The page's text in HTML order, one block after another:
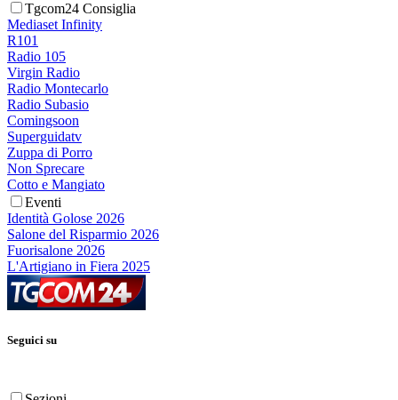
Tgcom24 Consiglia
Mediaset Infinity
R101
Radio 105
Virgin Radio
Radio Montecarlo
Radio Subasio
Comingsoon
Superguidatv
Zuppa di Porro
Non Sprecare
Cotto e Mangiato
Eventi
Identità Golose 2026
Salone del Risparmio 2026
Fuorisalone 2026
L'Artigiano in Fiera 2025
Seguici su